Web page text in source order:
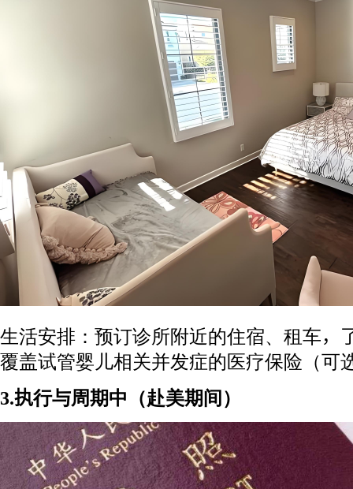
生活安排：预订诊所附近的住宿、租车，
覆盖试管婴儿相关并发症的医疗保险（可
3.执行与周期中（赴美期间）